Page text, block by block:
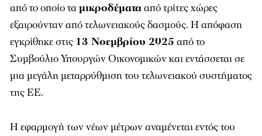
από το οποίο ταμικροδέματααπό τρίτες χώρες
εξαιρούνταν από τελωνειακούς δασμούς. Η απόφαση
εγκρίθηκε στις 13 Νοεμβρίου 2025 από το
Συμβούλιο Υπουργών Οικονομικών και εντάσσεται σε
μια μεγάλη μεταρρύθμιση του τελωνειακού συστήματος
της ΕΕ.
Η εφαρμογή των νέων μέτρων αναμένεται εντός του